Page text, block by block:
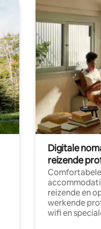
Digitale
reizende
Comfortabele
reizende en
werkende
wifi en